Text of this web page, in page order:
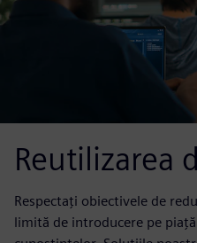
Reutilizarea
Respectați obiectivele de
limită de introducere pe